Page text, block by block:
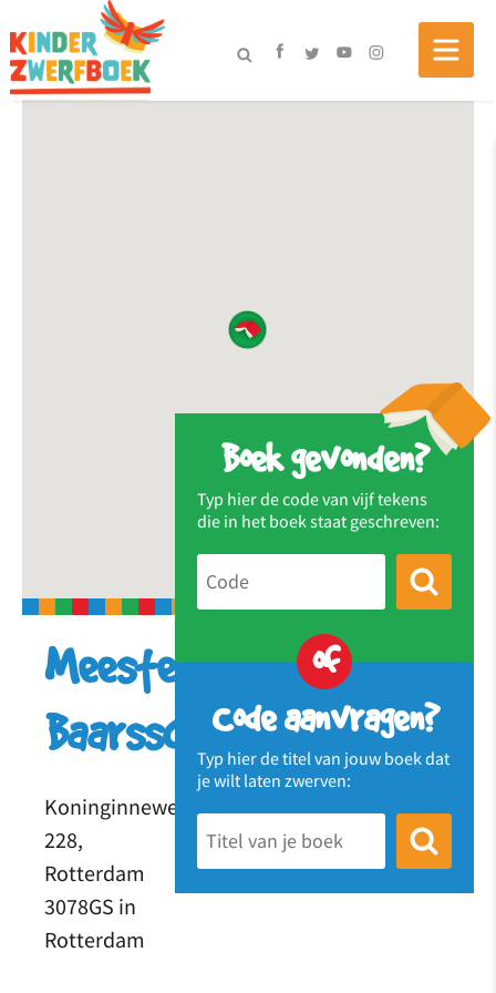
Boek gevonden?
Typ hier de code van vijf tekens
die in het boek staat geschreven:
of
Code aanvragen?
Typ hier de titel van jouw boek dat
je wilt laten zwerven:
Meester
Baarsschool
Koninginneweg
228,
Rotterdam
3078GS in
Rotterdam